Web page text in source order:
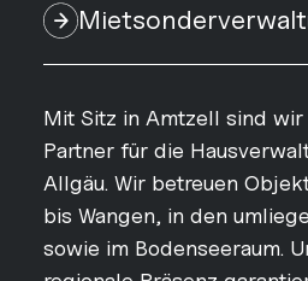
Mit Sitz in Amtzell sind wir
Partner für die
Allgäu. Wir betreuen
bis Wangen, in den
sowie im Bodenseeraum.